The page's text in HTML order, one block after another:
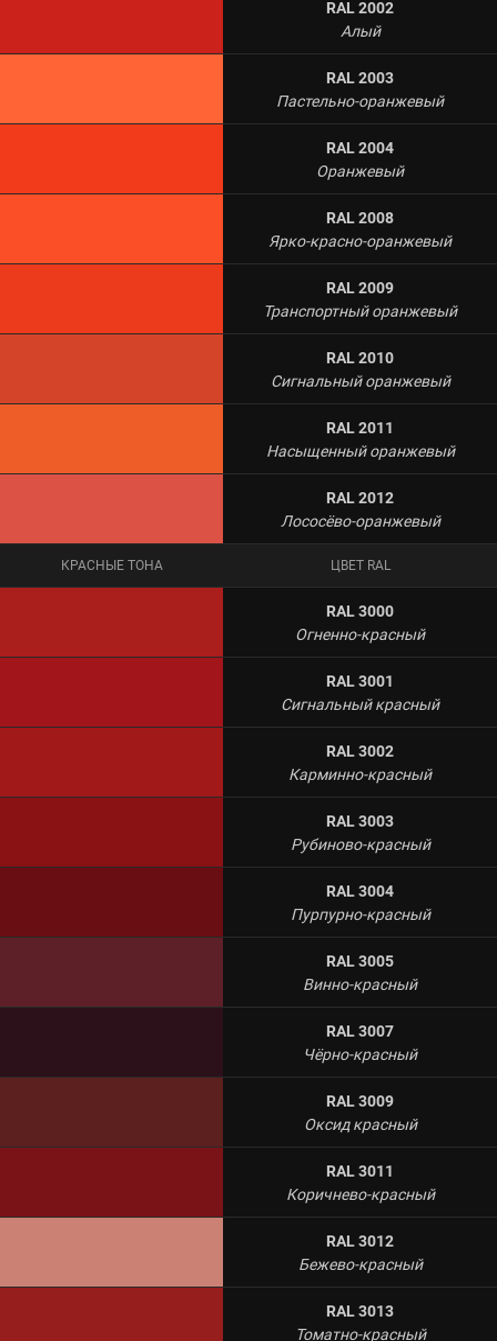
RAL 2002
Алый
RAL 2003
Пастельно-оранжевый
RAL 2004
Оранжевый
RAL 2008
Ярко-красно-оранжевый
RAL 2009
Транспортный оранжевый
RAL 2010
Сигнальный оранжевый
RAL 2011
Насыщенный оранжевый
RAL 2012
Лососёво-оранжевый
КРАСНЫЕ ТОНА ЦВЕТ RAL
RAL 3000
Огненно-красный
RAL 3001
Сигнальный красный
RAL 3002
Карминно-красный
RAL 3003
Рубиново-красный
RAL 3004
Пурпурно-красный
RAL 3005
Винно-красный
RAL 3007
Чёрно-красный
RAL 3009
Оксид красный
RAL 3011
Коричнево-красный
RAL 3012
Бежево-красный
RAL 3013
Томатно-красный